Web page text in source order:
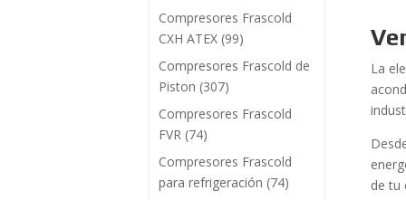
La
de tu
Compresores Frascold
CXH ATEX (99)
Compresores Frascold de
Piston (307)
Compresores Frascold
FVR (74)
Compresores Frascold
para refrigeración (74)